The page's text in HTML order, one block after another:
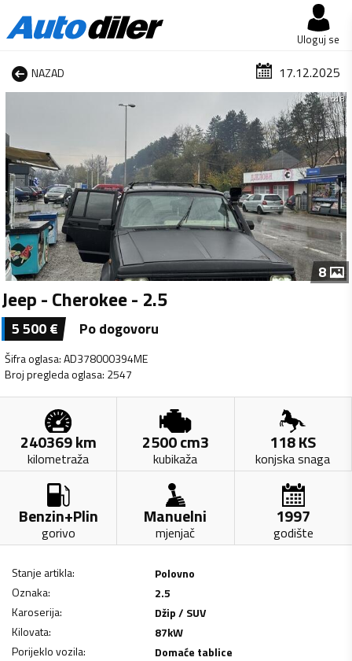
Uloguj se
NAZAD 17.12.2025
1 od 8
8
Jeep - Cherokee - 2.5
5 500€ Po dogovoru
Šifra oglasa:AD378000394ME
Broj pregleda oglasa: 2547
240369km
kilometraža
2500cm3
kubikaža
118KS
konjska snaga
Benzin+Plin
gorivo
Manuelni
mjenjač
1997
godište
Stanje artikla:
Polovno
Oznaka:
2.5
Karoserija:
Džip / SUV
Kilovata: 87kW
Porijeklo vozila:
Domaće tablice